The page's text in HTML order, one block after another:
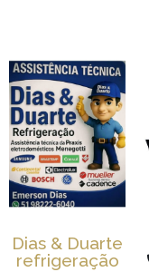
Dias & Duarte
refrigeração